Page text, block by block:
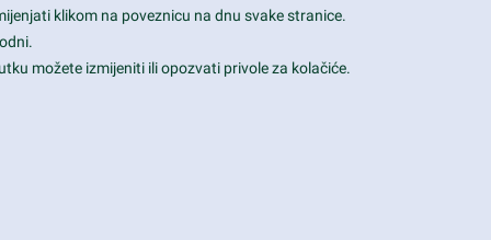
klikom na poveznicu na dnu svake stranice.
možete izmijeniti ili opozvati privole za kolačiće.